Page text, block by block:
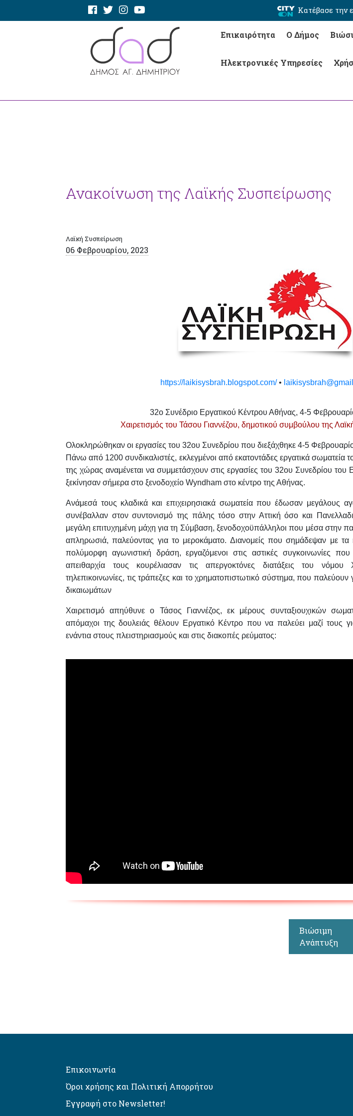
Κατέβασε την
Επικαιρότητα Ο Δήμος
Ηλεκτρονικές Υπηρεσίες
Ανακοίνωση της Λαϊκής Συσπείρωσης
Λαϊκή Συσπείρωση
06 Φεβρουαρίου, 2023
https://laikisysbrah.blogspot.com/•
32ο Συνέδριο Εργατικού Κέντρου Αθήνας, 4-5
Χαιρετισμός του Τάσου Γιαννέζου, δημοτικού συμβούλου της
Ολοκληρώθηκαν οι εργασίες του 32ου Συνεδρίου που διεξάχθηκε 4-5
Πάνω από 1200 συνδικαλιστές, εκλεγμένοι από εκατοντάδες εργατικά σωματεία
της χώρας αναμένεται να συμμετάσχουν στις εργασίες του 32ου Συνεδρίου
ξεκίνησαν σήμερα στο ξενοδοχείο Wyndham στο κέντρο της Αθήνας.
Ανάμεσά τους κλαδικά και επιχειρησιακά σωματεία που έδωσαν μεγάλους
συνέβαλλαν στον συντονισμό της πάλης τόσο στην Αττική όσο και
μεγάλη επιτυχημένη μάχη για τη Σύμβαση, ξενοδοχοϋπάλληλοι που μέσα στην
απληρωσιά, παλεύοντας για το μεροκάματο. Διανομείς που σημάδεψαν με τα
πολύμορφη αγωνιστική δράση, εργαζόμενοι στις αστικές συγκοινωνίες
απειθαρχία τους κουρέλιασαν τις απεργοκτόνες διατάξεις του νόμου
τηλεπικοινωνίες, τις τράπεζες και το χρηματοπιστωτικό σύστημα, που
δικαιωμάτων
Χαιρετισμό απηύθυνε ο Τάσος Γιαννέζος, εκ μέρους συνταξιουχικών
απόμαχοι της δουλειάς θέλουν Εργατικό Κέντρο που να παλεύει μαζί τους
ενάντια στους πλειστηριασμούς και στις διακοπές ρεύματος:
Βιώσιμη
Ανάπτυξη
Επικοινωνία
Όροι χρήσης και Πολιτική Απορρήτου
Εγγραφή στο Newsletter!